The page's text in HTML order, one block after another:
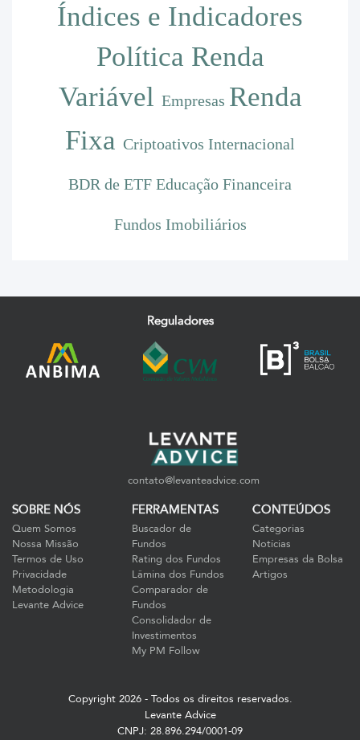
Índices e Indicadores
Política Renda
Variável Empresas Renda
Fixa Criptoativos Internacional
BDR de ETF Educação Financeira
Fundos Imobiliários
Reguladores
contato@levanteadvice.com
SOBRE NÓS
Quem Somos
Nossa Missão
Termos de Uso
Privacidade
Metodologia
Levante Advice
FERRAMENTAS
Buscador de
Fundos
Rating dos Fundos
Lâmina dos Fundos
Comparador de
Fundos
Consolidador de
Investimentos
My PM Follow
CONTEÚDOS
Categorias
Notícias
Empresas da Bolsa
Artigos
Copyright 2026 - Todos os direitos reservados.
Levante Advice
CNPJ: 28.896.294/0001-09